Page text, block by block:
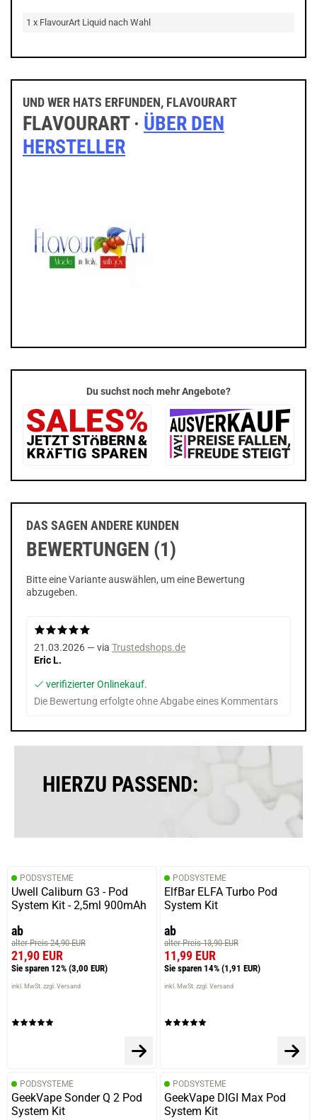
1 x FlavourArt Liquid nach Wahl
UND WER HATS ERFUNDEN, FLAVOURART
FLAVOURART · ÜBER DEN
HERSTELLER
Du suchst noch mehr Angebote?
DAS SAGEN ANDERE KUNDEN
BEWERTUNGEN (1)
Bitte eine Variante auswählen, um eine Bewertung
abzugeben.
21.03.2026 — via Trustedshops.de
Eric L.
verifizierter Onlinekauf.
Die Bewertung erfolgte ohne Abgabe eines Kommentars
HIERZU PASSEND:
PODSYSTEME
Uwell Caliburn G3 - Pod
System Kit - 2,5ml 900mAh
ab
alter Preis 24,90 EUR
21,90 EUR
Sie sparen 12% (3,00 EUR)
inkl. MwSt. zzgl. Versand
PODSYSTEME
ElfBar ELFA Turbo Pod
System Kit
ab
alter Preis 13,90 EUR
11,99 EUR
Sie sparen 14% (1,91 EUR)
inkl. MwSt. zzgl. Versand
PODSYSTEME
GeekVape Sonder Q 2 Pod
System Kit
PODSYSTEME
GeekVape DIGI Max Pod
System Kit